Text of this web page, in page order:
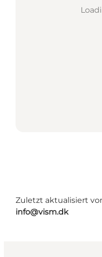
Zuletzt aktualisiert
info@vism.dk